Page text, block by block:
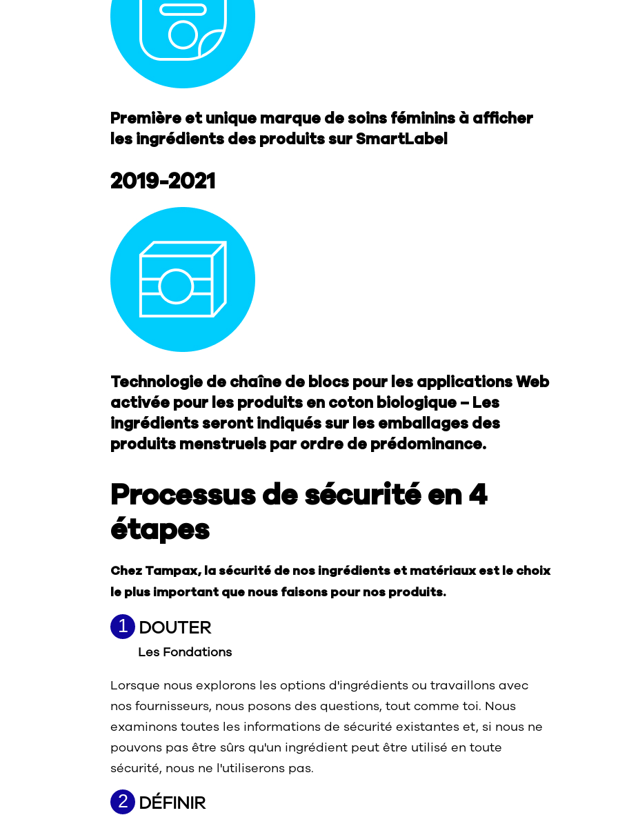
Première et unique marque de soins féminins à afficher
les ingrédients des produits sur SmartLabel
2019-2021
Technologie de chaîne de blocs pour les applications Web
activée pour les produits en coton biologique – Les
ingrédients seront indiqués sur les emballages des
produits menstruels par ordre de prédominance.
Processus de sécurité en 4
étapes
Chez Tampax, la sécurité de nos ingrédients et matériaux est le choix
le plus important que nous faisons pour nos produits.
1 DOUTER
Les Fondations
Lorsque nous explorons les options d'ingrédients ou travaillons avec
nos fournisseurs, nous posons des questions, tout comme toi. Nous
examinons toutes les informations de sécurité existantes et, si nous ne
pouvons pas être sûrs qu'un ingrédient peut être utilisé en toute
sécurité, nous ne l'utiliserons pas.
2 DÉFINIR